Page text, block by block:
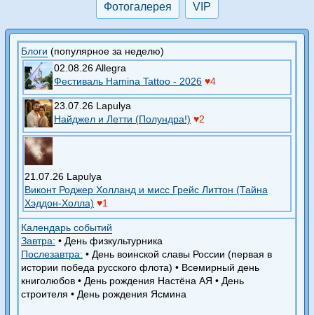
Фотогалерея VIP
Блоги (популярное за неделю)
02.08.26 Allegra
Фестиваль Hamina Tattoo - 2026 ♥4
23.07.26 Lapulya
Найджел и Летти (Полундра!) ♥2
21.07.26 Lapulya
Виконт Роджер Холланд и мисс Грейс Литтон (Тайна
Хэддон-Холла) ♥1
Календарь событий
Завтра: • День физкультурника
Послезавтра: • День воинской славы России (первая в
истории победа русского флота) • Всемирный день
книголюбов • День рождения Настёна АЯ • День
строителя • День рождения Ясмина